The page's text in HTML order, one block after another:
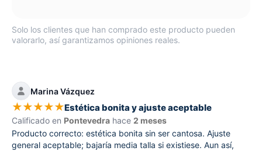
Solo los clientes que han comprado este producto pueden
valorarlo, así garantizamos opiniones reales.
Marina Vázquez
★★★★★Estética bonita y ajuste aceptable
Calificado en Pontevedra hace 2 meses
Producto correcto: estética bonita sin ser cantosa. Ajuste
general aceptable; bajaría media talla si existiese. Aun así,